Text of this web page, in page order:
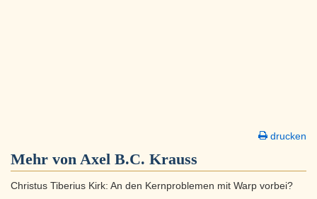
drucken
Mehr von Axel B.C. Krauss
Christus Tiberius Kirk: An den Kernproblemen mit Warp vorbei?